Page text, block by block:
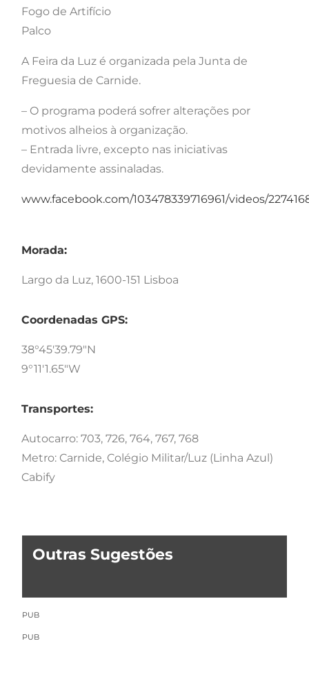
Fogo de Artifício
Palco
A Feira da Luz é organizada pela Junta de
Freguesia de Carnide.
– O programa poderá sofrer alterações por
motivos alheios à organização.
– Entrada livre, excepto nas iniciativas
devidamente assinaladas.
www.facebook.com/103478339716961/videos/
Morada:
Largo da Luz, 1600-151 Lisboa
Coordenadas GPS:
38°45'39.79"N
9°11'1.65"W
Transportes:
Autocarro: 703, 726, 764, 767, 768
Metro: Carnide, Colégio Militar/Luz (Linha Azul)
Cabify
Outras Sugestões
PUB
PUB